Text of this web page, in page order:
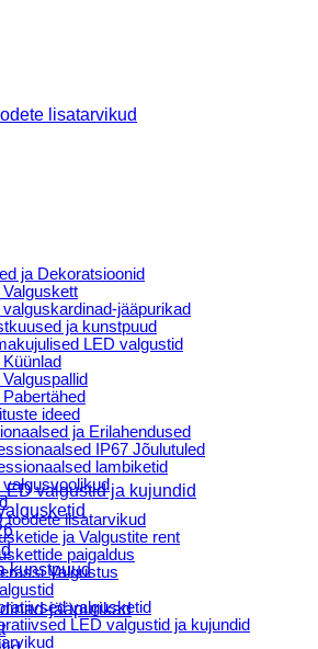
ja Dekoratsioonid
Valguskett
valguskardinad-jääpurikad
ja kunstpuud
LED valgustid
Küünlad
Valguspallid
Pabertähed
ideed
ja Erilahendused
IP67 Jõulutuled
lambiketid
toodete lisatarvikud
ja Valgustite rent
paigaldus
Valgustus
valgusketid
LED valgustid ja kujundid
lisatarvikud
valgustid ja kujundid
kunstpuud
jääpurikad